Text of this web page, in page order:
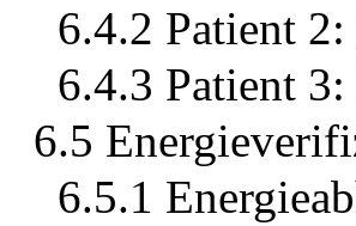
6.4.2 Patient
6.4.3 Patient
6.5
6.5.1